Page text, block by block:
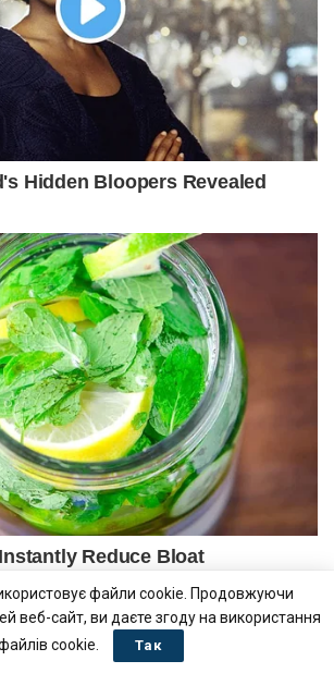
файли cookie. Продовжуючи
веб-сайт, ви даєте згоду на використання
cookie.
Так